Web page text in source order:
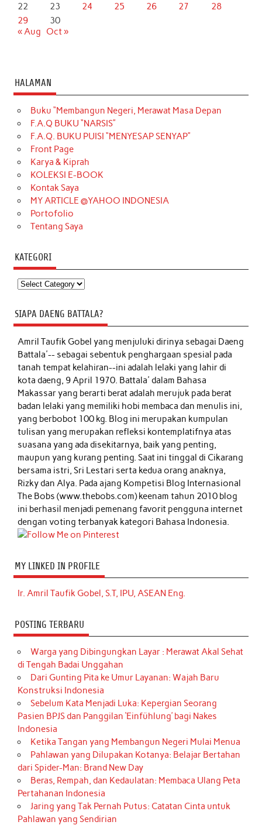
22
23 24 25 26 27
28
29
30
« Aug
Oct »
HALAMAN
Buku “Membangun Negeri, Merawat Masa Depan
F.A.Q BUKU “NARSIS”
F.A.Q. BUKU PUISI “MENYESAP SENYAP”
Front Page
Karya & Kiprah
KOLEKSI E-BOOK
Kontak Saya
MY ARTICLE @YAHOO INDONESIA
Portofolio
Tentang Saya
KATEGORI
Kategori
SIAPA DAENG BATTALA?
Amril Taufik Gobelyang menjuluki dirinya sebagai Daeng
Battala'-- sebagai sebentuk penghargaan spesial pada
tanah tempat kelahiran--ini adalah lelaki yang lahir di
kota daeng, 9 April 1970. Battala' dalam Bahasa
Makassar yang berarti berat adalah merujuk pada berat
badan lelaki yang memiliki hobi membaca dan menulis ini,
yang berbobot 100 kg. Blog ini merupakan kumpulan
tulisan yang merupakan refleksi kontemplatifnya atas
suasana yang ada disekitarnya, baik yang penting,
maupun yang kurang penting. Saat ini tinggal di Cikarang
bersama istri, Sri Lestari serta kedua orang anaknya,
Rizky dan Alya. Pada ajang Kompetisi Blog Internasional
The Bobs (www.thebobs.com) keenam tahun 2010 blog
ini berhasil menjadi pemenang favorit pengguna internet
dengan voting terbanyak kategori Bahasa Indonesia.
MY LINKED IN PROFILE
Ir. Amril Taufik Gobel, S.T, IPU, ASEAN Eng.
POSTING TERBARU
Warga yang Dibingungkan Layar : Merawat Akal Sehat
di Tengah Badai Unggahan
Dari Gunting Pita ke Umur Layanan: Wajah Baru
Konstruksi Indonesia
Sebelum Kata Menjadi Luka: Kepergian Seorang
Pasien BPJS dan Panggilan ‘Einfühlung’ bagi Nakes
Indonesia
Ketika Tangan yang Membangun Negeri Mulai Menua
Pahlawan yang Dilupakan Kotanya: Belajar Bertahan
dari Spider-Man: Brand New Day
Beras, Rempah, dan Kedaulatan: Membaca Ulang Peta
Pertahanan Indonesia
Jaring yang Tak Pernah Putus: Catatan Cinta untuk
Pahlawan yang Sendirian